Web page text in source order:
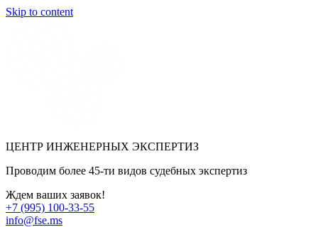
Skip to content
ЦЕНТР ИНЖЕНЕРНЫХ ЭКСПЕРТИЗ
Проводим более 45-ти видов судебных экспертиз
Ждем ваших заявок!
+7 (995) 100-33-55
info@fse.ms